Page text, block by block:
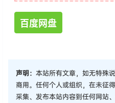
百度网盘
声明： 本站所有文章，如无特殊
商用。任何个人或组织，在未征
采集、发布本站内容到任何网站